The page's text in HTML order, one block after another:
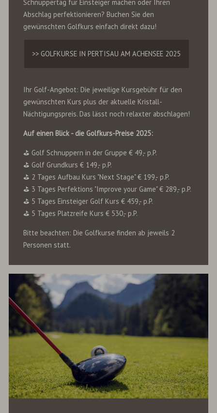
Schnuppertag für Einsteiger machen oder Ihren
Abschlag perfektionieren? Buchen Sie den
gewünschten Golfkurs einfach direkt dazu!
>> GOLFKURSE IN PERTISAU AM ACHENSEE 2025
Ihr Golf-Angebot: Die jeweilige Kursgebühr für den
gewünschten Kurs plus der aktuelle Kristall-
Nächtigungspreis. Das lässt noch relaxter abschlagen!
Auf einen Blick - die Golfkurs-Preise 2025:
⛳️ Golf Schnuppern in der Gruppe € 49,- p.P.
⛳️ Golf Grundkurs € 149,- p.P.
⛳️ 2 Tages Aufbau Kurs "Next Stage" € 199,- p.P.
⛳️ 3 Tages Perfektions "Improve your Game" € 289,- p.P.
⛳️ 5 Tages Einsteiger Golf Kurs € 459,- p.P.
⛳️ 5 Tages Platzreife Kurs € 530,- p.P.
Bitte beachten: Die Golfkurse finden ab jeweils 2
Personen statt.